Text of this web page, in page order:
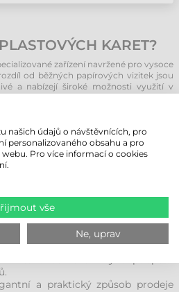
KARET?
zařízení navržené pro vysoce
od běžných papírových vizitek jsou
a nabízejí široké možnosti využití v
a organizacím vytvářet personalizované
potřeby. Ať už jde o věrnostní
nebo dárkové karty, tiskárny
flexibilitu, profesionalitu a kvalitu.
TISKÁREN
Slouží v institucích, školách nebo
identifikaci zaměstnanců a
a poskytovatelé služeb je
a praktický způsob prodeje
našich údajů o návštěvnících, pro
personalizovaného obsahu a pro
Pro více informací o cookies
vše
Ne, uprav